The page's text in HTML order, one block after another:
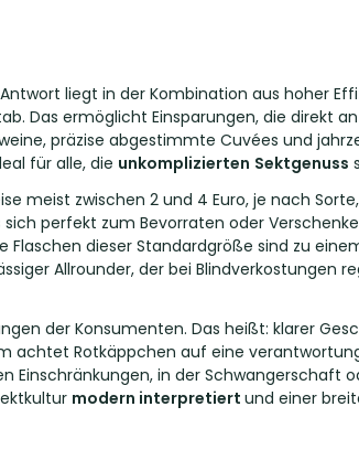
liegt in der Kombination aus hoher
Das ermöglicht Einsparungen, die direkt
präzise abgestimmte Cuvées und
für alle, die unkomplizierten Sektgenuss
meist zwischen 2 und 4 Euro, je nach
perfekt zum Bevorraten oder
Flaschen dieser Standardgröße sind zu
Allrounder, der bei Blindverkostungen
der Konsumenten. Das heißt: klarer
achtet Rotkäppchen auf eine
Einschränkungen, in der Schwangerschaft
modern interpretiert und einer